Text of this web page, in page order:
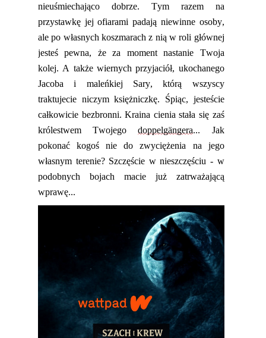
nieuśmiechająco dobrze. Tym razem na
przystawkę jej ofiarami padają niewinne osoby,
ale po własnych koszmarach z nią w roli głównej
jesteś pewna, że za moment nastanie Twoja
kolej. A także wiernych przyjaciół, ukochanego
Jacoba i maleńkiej Sary, którą wszyscy
traktujecie niczym księżniczkę. Śpiąc, jesteście
całkowicie bezbronni. Kraina cienia stała się zaś
królestwem Twojegodoppelgängera... Jak
pokonać kogoś nie do zwyciężenia na jego
własnym terenie? Szczęście w nieszczęściu - w
podobnych bojach macie już zatrważającą
wprawę...